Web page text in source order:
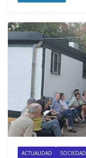
ACTUALIDAD SOCIEDAD